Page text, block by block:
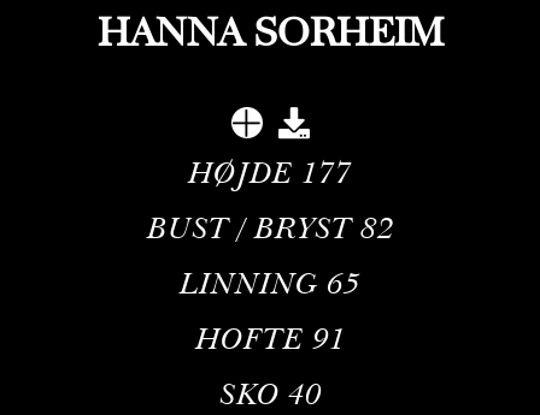
HANNA SORHEIM
HØJDE 177
BUST / BRYST82
LINNING 65
HOFTE 91
SKO 40